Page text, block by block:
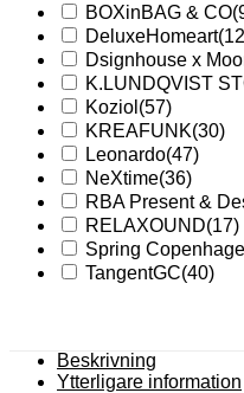
BOXinBAG & CO
DeluxeHomeart
Dsignhouse x
K.LUNDQVIST
Koziol (57)
KREAFUNK(30)
Leonardo(47)
NeXtime(36)
RBA Present &
RELAXOUND(17)
Spring
TangentGC(40)
Beskrivning
Ytterligare information